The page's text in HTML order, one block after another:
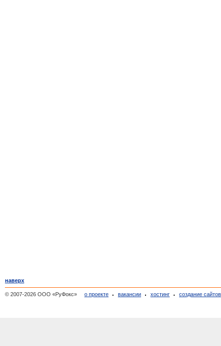
наверх
© 2007-2026 ООО «РуФокс» о проекте вакансии хостинг создание сайтов